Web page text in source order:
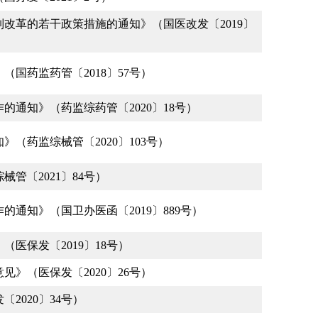
革的若干政策措施的通知》（国医改发〔2019〕
国药监药管〔2018〕57号）
通知》（药监综药管〔2020〕18号）
（药监综械管〔2020〕103号）
管〔2021〕84号）
通知》（国卫办医函〔2019〕889号）
医保发〔2019〕18号）
》（医保发〔2020〕26号）
2020〕34号）